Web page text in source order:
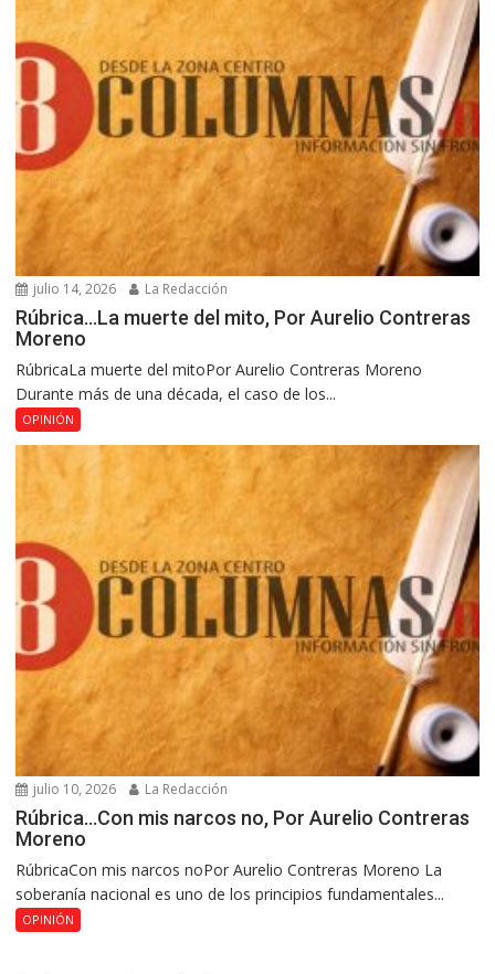
julio 14, 2026 La Redacción
Rúbrica…La muerte del mito, Por Aurelio Contreras
Moreno
RúbricaLa muerte del mitoPor Aurelio Contreras Moreno
Durante más de una década, el caso de los...
OPINIÓN
julio 10, 2026 La Redacción
Rúbrica…Con mis narcos no, Por Aurelio Contreras
Moreno
RúbricaCon mis narcos noPor Aurelio Contreras Moreno La
soberanía nacional es uno de los principios fundamentales...
OPINIÓN